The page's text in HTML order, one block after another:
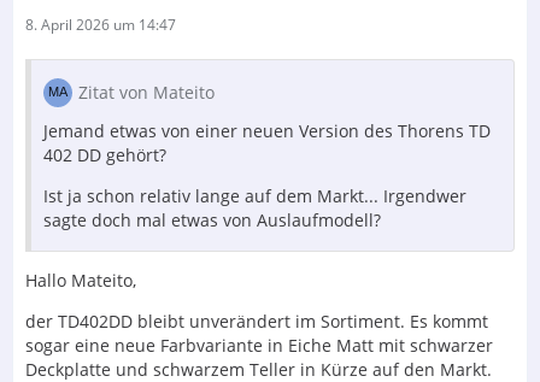
8. April 2026 um 14:47
Zitat von Mateito
Jemand etwas von einer neuen Version des Thorens TD
402 DD gehört?
Ist ja schon relativ lange auf dem Markt... Irgendwer
sagte doch mal etwas von Auslaufmodell?
Hallo Mateito,
der TD402DD bleibt unverändert im Sortiment. Es kommt
sogar eine neue Farbvariante in Eiche Matt mit schwarzer
Deckplatte und schwarzem Teller in Kürze auf den Markt.